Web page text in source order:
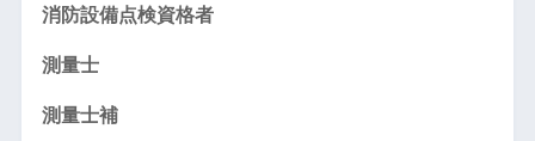
消防設備点検資格者
測量士
測量士補